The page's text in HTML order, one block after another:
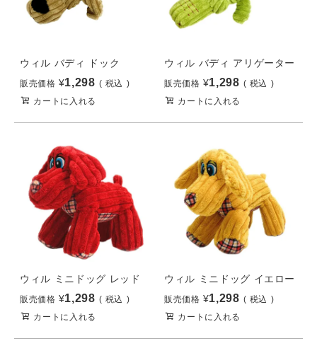
ウィル バディ ドック
販売価格 ¥1,298
税込
カートに入れる
ウィル バディ アリゲーター
販売価格 ¥1,298
税込
カートに入れる
ウィル ミニドッグ レッド
販売価格 ¥1,298
税込
カートに入れる
ウィル ミニドッグ イエロー
販売価格 ¥1,298
税込
カートに入れる